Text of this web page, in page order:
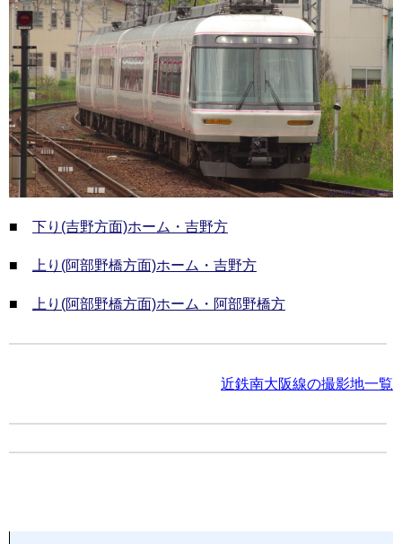
■ 下り(吉野方面)ホーム・吉野方
■ 上り(阿部野橋方面)ホーム・吉野方
■ 上り(阿部野橋方面)ホーム・阿部野橋方
近鉄南大阪線の撮影地一覧